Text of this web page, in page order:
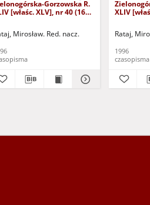
Gorzowska R.
[właśc. XLV], nr 40 (16
Mirosław. Red. nacz.
XLIV
Rataj,
1996
czasopisma